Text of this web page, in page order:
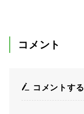
コメント
コメントする